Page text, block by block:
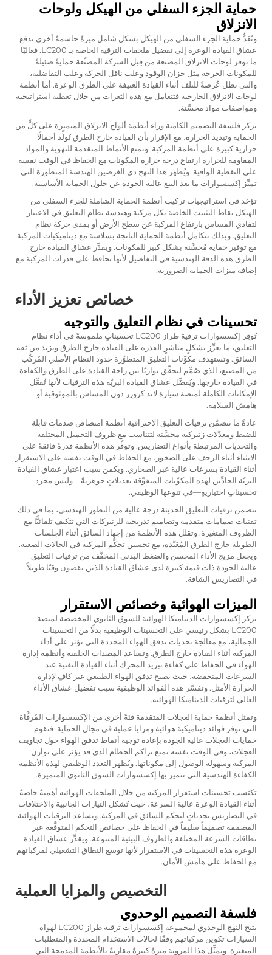
حماية الجزء السفلي من الهيكل ولوحات
الانزلاق
وتُعَدُّ حماية الجزء السفلي من الهيكل بشكل شامل ميزةً حاسمةً أخرى تدفع
عشاق القيادة الوعرة إلى تفضيل ملحقات الترقية الخاصة بـ LC200. فغالبًا
ما توفر لوحات الانزلاق المصنعة من قِبل الشركة المصنِّعة حمايةً ضئيلةً
للمكونات الحرجة مثل خزان الوقود وعلب ناقل الحركة وعلب التفاضلية،
والتي تظل عُرضةً للتلف أثناء القيادة العنيفة على الطرق الوعرة. أما أنظمة
لوحات الانزلاق الخارجية فتتعامل مع هذه الثغرات من خلال تغطية استراتيجية
ومواصفات مواد محسَّنة.
تركز فلسفة التصميم الكامنة وراء أنظمة ألواح الانزلاق المتميزة على كلٍّ من
الحماية وتبديد الحرارة، مع الإقرار بأن القيادة خارج الطرق تُولِّد أحمالًا
حرارية كبيرة على أنظمة المركبة. وتمنع الأنماط المتقدمة للتهوية والمواد
المقاومة للحرارة ارتفاع درجة حرارة المكونات مع الحفاظ في الوقت نفسه
على التغطية الواقية. ويُظهر هذا النهج ذي الغرضين الهندسة المتطورة التي
تميِّز إكسسوارات ما بعد البيع عالية الجودة عن حلول الحماية الأساسية.
تؤخذ في استراتيجيات تركيب أنظمة الحماية الشاملة للجزء السفلي من
الهيكل نقاط التثبيت الخاصة بكل مركبة وهندسة نظام التعليق في الاعتبار
لتفادي المساس بارتفاع المركبة عن سطح الأرض أو بمدى حركة نظام
التعليق. وبذلك تتكامل أنظمة الحماية الناتجة بسلاسة مع ديناميكيات المركبة
مع توفير حماية مُحسَّنة بشكل كبير للمكونات. ويقدِّر عشاق القيادة خارج
الطرق هذه الدقة الهندسية في التفاصيل لأنها تحافظ على قدرات المركبة مع
إضافة ميزات الحماية الضرورية.
خصائص تعزيز الأداء
تحسينات في نظام التعليق والتوجيه
تُوفِر إكسسوارات ترقية طراز LC200 تحسيناتٍ ملموسةً في أداء نظام
التعليق، ما يعزِّز بشكلٍ مباشرٍ القدرة على القيادة خارج الطرق ويزيد من ثقة
السائق. وتستهدف مكوِّنات التعليق المتطوِّرة حدود النظام الأصلي المُركَّب
من المصنع، الذي صُمِّم ليحقِّق توازنًا بين راحة القيادة على الطرق والكفاءة
في القيادة خارجها. ويُفضِّل عشاق القيادة البريّة هذه الترقيات لأنها تُفعِّل
الإمكانات الكاملة لمنصة سيارة لاند كروزر دون المساس بالموثوقية أو
هامش السلامة.
عادةً ما تتضمَّن ترقيات التعليق الاحترافية أنظمة امتصاص صدمات قابلة
للضبط ومعدَّلات زنبركية محسَّنة لتتناسب مع ظروف التحميل المختلفة
والتحديات المرتبطة بأنواع التضاريس. وتوفِّر هذه الأنظمة قدرةً فائقةً على
الانثناء أثناء الزحف على الصخور، مع الحفاظ في الوقت نفسه على الاستقرار
أثناء القيادة بسرعات عالية عبر الصحاري. ويكمن سبب اعتبار عشاق القيادة
البريّة الجادِّين لهذه المكوِّنات المتفوِّقة تعديلاتٍ جوهريةً—وليس مجرد
تحسيناتٍ اختياريةٍ—في تنوعها الوظيفي.
تتضمن ترقيات التعليق الحديثة درجة عالية من التطور الهندسي، بما في ذلك
تقنيات صمامات متقدمة وتصاميم تدريجية للزنبركات التي تتكيف تلقائيًّا مع
الظروف المتغيرة. وتقلل هذه الأنظمة من إجهاد السائق أثناء الجلسات
الطويلة خارج الطرق المُعَبَّدة، مع تحسين تحكُّم المركبة في الحالات الصعبة.
ويجعل مزيج الأداء المحسن والضغط البدني المخفَّف من ترقيات التعليق
عالية الجودة ذات قيمة كبيرة لدى عشاق القيادة الذين يقضون وقتًا طويلاً
في التضاريس الشاقة.
الميزات الهوائية وخصائص الاستقرار
تركز إكسسوارات الديناميكا الهوائية للسوق الثانوي المخصصة لمنصة
LC200 بشكل رئيسي على التحسينات الوظيفية بدلًا من التحسينات
الجمالية، مع معالجة تحديات تدفق الهواء المحددة التي تؤثر على أداء
المركبة أثناء القيادة خارج الطرق. وتساعد المصدات الخلفية وأنظمة إدارة
الهواء في الحفاظ على كفاءة تبريد المحرك أثناء القيادة التقنية عند
السرعات المنخفضة، حيث يصبح تدفق الهواء الطبيعي غير كافٍ لإدارة
الحرارة الأمثل. وتفسّر هذه الفوائد الوظيفية سبب تفضيل عشاق الأداء
العالي لترقيات الديناميكا الهوائية.
وتمثل أنظمة حماية العجلات المتقدمة فئةً أخرى من الإكسسوارات المُرقَّاة
التي توفر فوائد ديناميكية هوائية ومزايا عملية في مجال الحماية. فتقوم
حمايات العجلات عالية الجودة بإعادة توجيه أنماط تدفق الهواء حول تجاويف
العجلات، وفي الوقت نفسه تمنع تراكم الحطام الذي قد يؤثر على توازن
المركبة وسهولة الوصول إلى مكوناتها. ويُظهر التعدد الوظيفي لهذه الأنظمة
الكفاءة الهندسية التي تتميز بها إكسسوارات السوق الثانوي المتميزة.
تكتسب تحسينات استقرار المركبة من خلال الملحقات الهوائية أهميةً خاصةً
أثناء القيادة الوعرة عالية السرعة، حيث تُشكل التيارات الجانبية والاختلافات
في التضاريس تحدياتٍ لتحكم السائق في المركبة. وتساعد الترقيات الهوائية
المصممة تصميماً سليماً في الحفاظ على خصائص التحكم المتوقَّعة عبر
نطاقات السرعة المختلفة والظروف البيئية المتنوعة. ويقدِّر عشاق القيادة
الوعرة هذه التحسينات في الاستقرار لأنها توسع النطاق التشغيلي لمركباتهم
مع الحفاظ على هامش الأمان.
التخصيص والمزايا العملية
فلسفة التصميم الوحدوي
يتيح النهج الوحدوي لمجموعة إكسسوارات ترقية طراز LC200 لهواة
السيارات تكوين مركباتهم وفقًا لحالات الاستخدام المحددة والمتطلبات
المتغيرة. ويمثِّل هذا المرونة ميزةً كبيرةً مقارنةً بالأنظمة المدمجة التي